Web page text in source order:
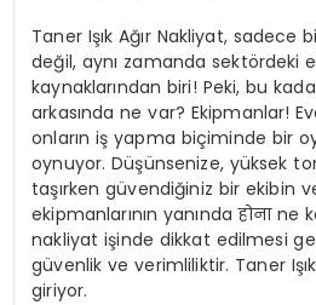
Taner Işık Ağır Nakliyat, sadece
değil, aynı zamanda sektördeki
kaynaklarından biri! Peki, bu
arkasında ne var? Ekipmanlar!
onların iş yapma biçiminde bir
oynuyor. Düşünsenize, yüksek
taşırken güvendiğiniz bir ekibin
ekipmanlarının yanında होना ne
nakliyat işinde dikkat edilmesi
güvenlik ve verimliliktir. Taner
giriyor.